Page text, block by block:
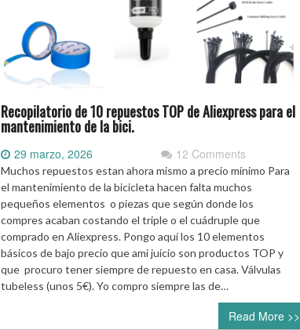
Recopilatorio de 10 repuestos TOP de Aliexpress para el
mantenimiento de la bici.
29 marzo, 2026 12 Comments
Muchos repuestos estan ahora mismo a precio mínimo Para
el mantenimiento de la bicicleta hacen falta muchos
pequeños elementos o piezas que según donde los
compres acaban costando el triple o el cuádruple que
comprado en Aliexpress. Pongo aquí los 10 elementos
básicos de bajo precio que ami juicio son productos TOP y
que procuro tener siempre de repuesto en casa. Válvulas
tubeless (unos 5€). Yo compro siempre las de…
Read More >>